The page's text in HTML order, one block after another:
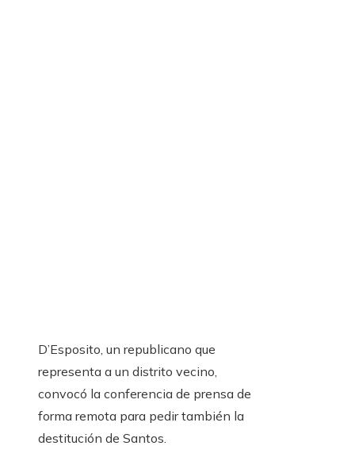
D’Esposito, un republicano que
representa a un distrito vecino,
convocó la conferencia de prensa de
forma remota para pedir también la
destitución de Santos.